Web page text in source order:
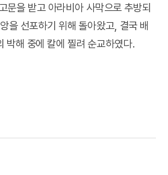
을 받고 아라비아 사막으로 추방되
을 선포하기 위해 돌아왔고, 결국 배
박해 중에 칼에 찔려 순교하였다.